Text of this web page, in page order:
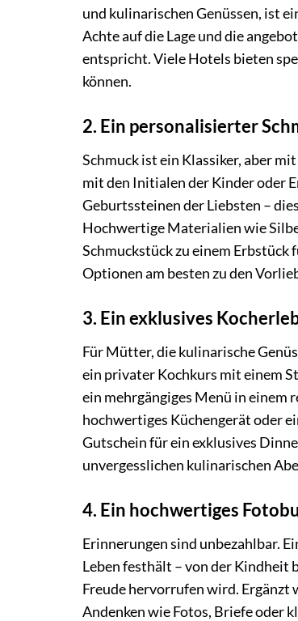
und kulinarischen Genüssen, ist
Achte auf die Lage und die
entspricht. Viele Hotels bieten
können.
2. Ein personalisierter
Schmuck ist ein Klassiker, aber
mit den Initialen der Kinder oder
Geburtssteinen der Liebsten –
Hochwertige Materialien wie
Schmuckstück zu einem Erbstück
Optionen am besten zu den
3. Ein exklusives
Für Mütter, die kulinarische
ein privater Kochkurs mit einem
ein mehrgängiges Menü in einem
hochwertiges Küchengerät oder
Gutschein für ein exklusives
unvergesslichen kulinarischen
4. Ein hochwertiges
Erinnerungen sind unbezahlbar.
Leben festhält – von der Kindheit
Freude hervorrufen wird. Ergänzt
Andenken wie Fotos, Briefe oder